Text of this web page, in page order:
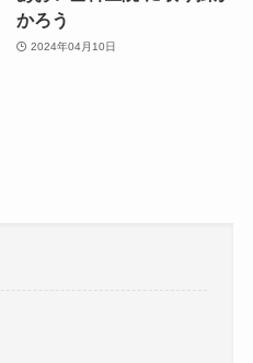
かろう
2024年04月10日